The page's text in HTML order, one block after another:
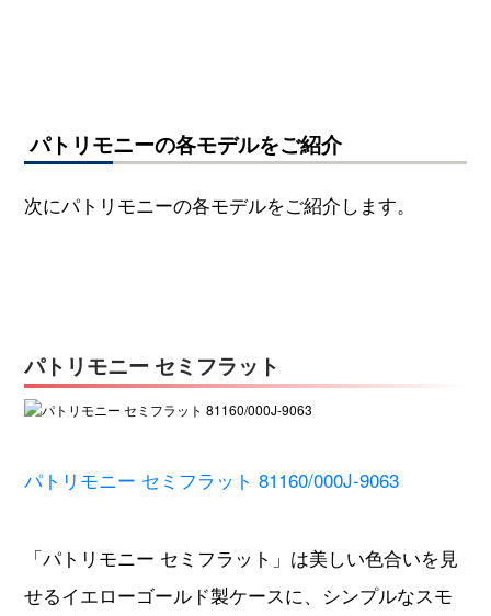
パトリモニーの各モデルをご紹介
次にパトリモニーの各モデルをご紹介します。
パトリモニー セミフラット
パトリモニー セミフラット 81160/000J-9063
「パトリモニー セミフラット」は美しい色合いを見
せるイエローゴールド製ケースに、シンプルなスモ